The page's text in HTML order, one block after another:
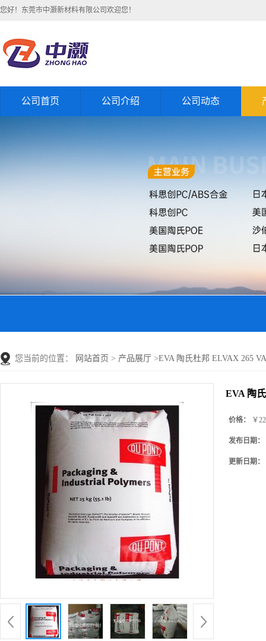
您好！东莞市中灏新材料有限公司欢迎您！
公司首页 公司介绍 公司动态
您当前的位置： 网站首页 > 产品展厅 >EVA 陶氏杜邦 ELVAX 265
EVA 陶
价格： ￥
发布日期：
更新日期：